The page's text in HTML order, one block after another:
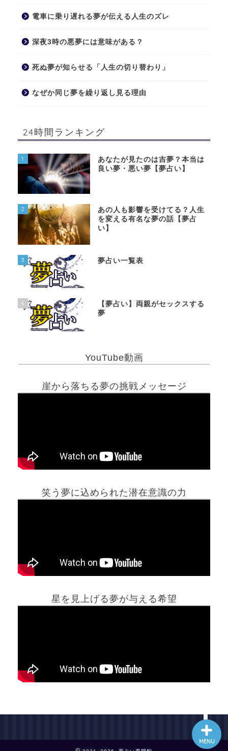
電車に乗り遅れる夢が伝える人生のズレ
深夜3時の悪夢には意味がある？
死ぬ夢が知らせる「人生の切り替わり」
なぜか同じ夢を繰り返し見る理由
24時間ランキング
1
あなたが見たのは吉夢？本当は
良い夢・悪い夢【夢占い】
2
あの人も影響を受けてる？人生
を変える有名な夢の話【夢占
い】
3 夢占い一覧表
4
【夢占い】両親がセックスする
夢
YouTube動画
崖から落ちる夢の挑戦メッセージ
笑う夢に込められた潜在意識の力
星を見上げる夢が与える希望
MENU
ホーム
最新記事動画